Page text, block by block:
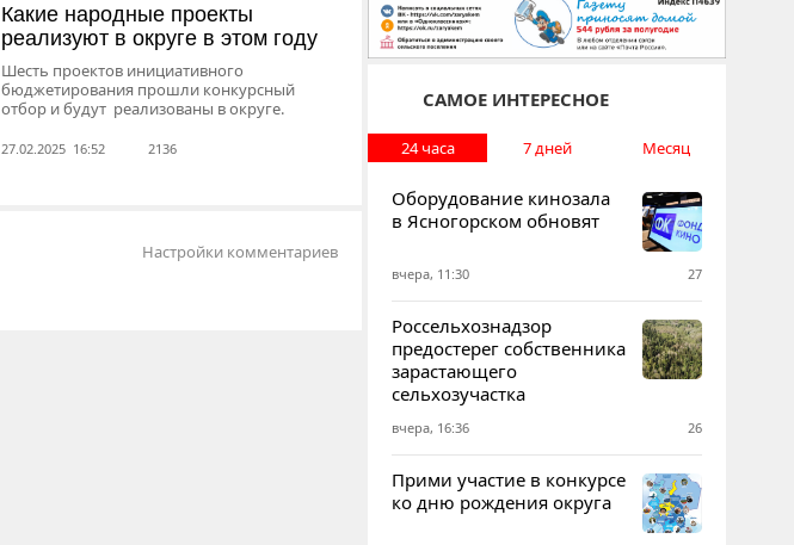
Какие народные проекты
реализуют в округе в этом году
Шесть проектов инициативного
бюджетирования прошли конкурсный
отбор и будут реализованы в округе.
27.02.2025 16:52 2136
Настройки комментариев
САМОЕ ИНТЕРЕСНОЕ
24 часа 7 дней Месяц
Оборудование кинозала
в Ясногорском обновят
вчера, 11:30 27
Россельхознадзор
предостерег собственника
зарастающего
сельхозучастка
вчера, 16:36 26
Прими участие в конкурсе
ко дню рождения округа